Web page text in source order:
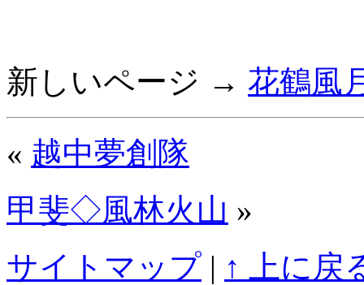
新しいページ → 花鶴風
« 越中夢創隊
甲斐◇風林火山 »
サイトマップ | ↑ 上に戻